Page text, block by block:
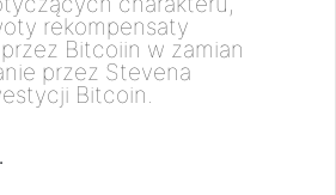
rekompensaty
Bitcoiin w zamian
przez Stevena
Bitcoin.